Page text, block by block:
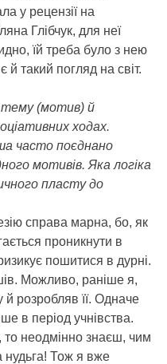
у рецензії на
Глібчук, для неї
їй треба було з нею
такий погляд на світ.
тему (мотив) й
ходах.
часто поєднано
мотивів. Яка логіка
пласту до
справа марна, бо, як
проникнути в
пошитися в дурні.
Можливо, раніше я,
розробляв її. Одначе
в період учнівства.
неодмінно знаєш, чим
нудьга! Тож я вже